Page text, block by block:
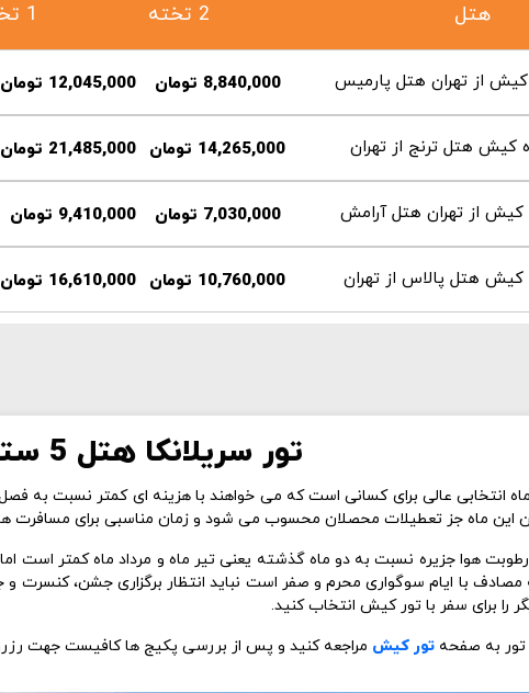
هتل 2 تخته 1 تخته
8,840,000 تومان 12,045,000 تومان
14,265,000 تومان 21,485,000 تومان
7,030,000 تومان 9,410,000 تومان
10,760,000 تومان 16,610,000 تومان
تور سریلانکا هتل 5 ستاره
انتخابی عالی برای کسانی است که می خواهند با هزینه ای کمتر نسبت به
این ماه جز تعطیلات محصلان محسوب می شود و زمان مناسبی برای مسافرت
رطوبت هوا جزیره نسبت به دو ماه گذشته یعنی تیر ماه و مرداد ماه کمتر است
مصادف با ایام سوگواری محرم و صفر است نباید انتظار برگزاری جشن، کنسرت
را برای سفر با تور کیش انتخاب کنید.
تور به صفحهتور کیش مراجعه کنید و پس از بررسی پکیج ها کافیست جهت